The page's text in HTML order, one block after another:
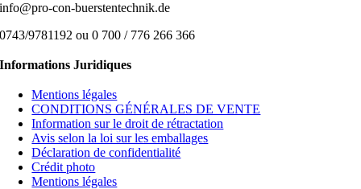
info@pro-con-buerstentechnik.de
0743/9781192 ou 0 700 / 776 266 366
Informations Juridiques
Mentions légales
CONDITIONS GÉNÉRALES DE VENTE
Information sur le droit de rétractation
Avis selon la loi sur les emballages
Déclaration de confidentialité
Crédit photo
Mentions légales